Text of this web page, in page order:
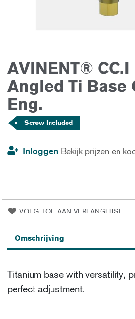
AVINENT® CC.I
Angled Ti Base
Eng.
Screw Included
Inloggen Bekijk prijzen en
VOEG TOE AAN VERLANGLIJST
Ga
naar
begin
van
de
afbeeldingen-
Omschrijving
Titanium base with versatility,
perfect adjustment.